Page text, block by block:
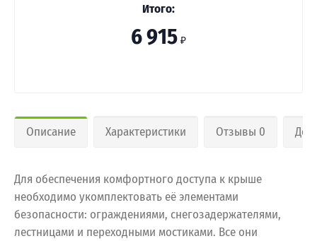
Итого:
6 915 ₽
Описание Характеристики Отзывы 0
Для обеспечения комфортного доступа к крыше
необходимо укомплектовать её элементами
безопасности: ограждениями, снегозадержателями,
лестницами и переходными мостиками. Все они